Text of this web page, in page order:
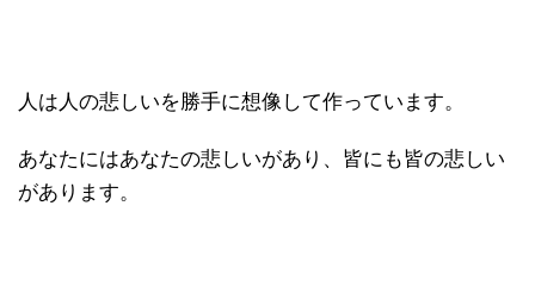
人は人の悲しいを勝手に想像して作っています。
あなたにはあなたの悲しいがあり、皆にも皆の悲しい
があります。